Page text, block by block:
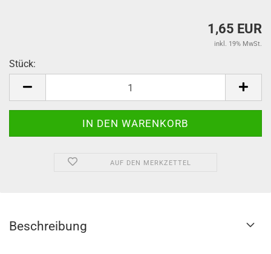
1,65 EUR
inkl. 19% MwSt.
Stück:
AUF DEN MERKZETTEL
Beschreibung